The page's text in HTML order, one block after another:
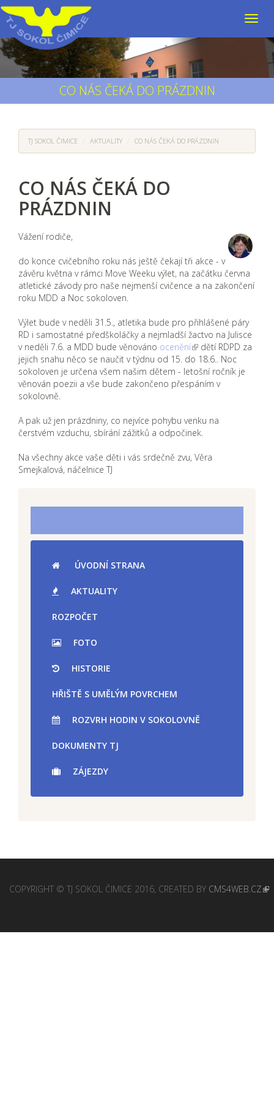
CO NÁS ČEKÁ DO PRÁZDNIN
TJ SOKOL ČIMICE AKTUALITY CO NÁS ČEKÁ DO PRÁZDNIN
CO NÁS ČEKÁ DO
PRÁZDNIN
Vážení rodiče,
do konce cvičebního roku nás ještě čekají tři akce - v
závěru května v rámci Move Weeku výlet, na začátku června
atletické závody pro naše nejmenší cvičence a na zakončení
roku MDD a Noc sokoloven.
Výlet bude v neděli 31.5., atletika bude pro přihlášené páry
RD i samostatné předškoláčky a nejmladší žactvo na Julisce
v neděli 7.6. a MDD bude věnováno ocenění
dětí RDPD za
jejich snahu něco se naučit v týdnu od 15. do 18.6.. Noc
sokoloven je určena všem našim dětem - letošní ročník je
věnován poezii a vše bude zakončeno přespáním v
sokolovně.
A pak už jen prázdniny, co nejvíce pohybu venku na
čerstvém vzduchu, sbírání zážitků a odpočinek.
Na všechny akce vaše děti i vás srdečně zvu, Věra
Smejkalová, náčelnice TJ
ÚVODNÍ STRANA
AKTUALITY
ROZPOČET
FOTO
HISTORIE
HŘIŠTĚ S UMĚLÝM POVRCHEM
ROZVRH HODIN V SOKOLOVNĚ
DOKUMENTY TJ
ZÁJEZDY
COPYRIGHT © TJ SOKOL ČIMICE 2016, CREATED BY CMS4WEB.CZ